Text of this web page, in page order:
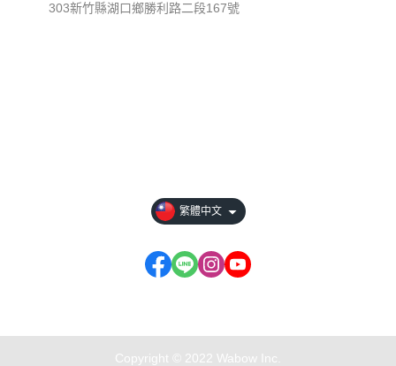
303新竹縣湖口鄉勝利路二段167號
繁體中文
Copyright © 2022 Wabow Inc.